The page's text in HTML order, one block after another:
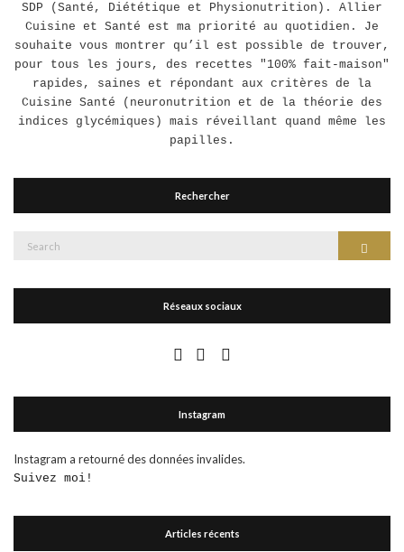
SDP (Santé, Diététique et Physionutrition). Allier
Cuisine et Santé est ma priorité au quotidien. Je
souhaite vous montrer qu’il est possible de trouver,
pour tous les jours, des recettes "100% fait-maison"
rapides, saines et répondant aux critères de la
Cuisine Santé (neuronutrition et de la théorie des
indices glycémiques) mais réveillant quand même les
papilles.
Rechercher
Réseaux sociaux
Instagram
Instagram a retourné des données invalides.
Suivez moi!
Articles récents